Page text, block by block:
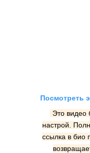
Посмотреть
Это видео
настрой.
ссылка в био